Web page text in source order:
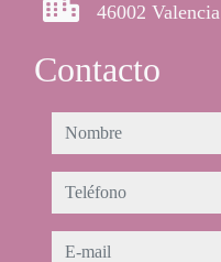
46002 Valencia
Contacto
nombre
teléfono
e-mail